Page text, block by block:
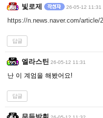
빛로제 26-05-12 11:31
https://n.news.naver.com/article/
답글
엘라스틴 26-05-12 11:31
난 이 계엄을 해봤어요!
답글